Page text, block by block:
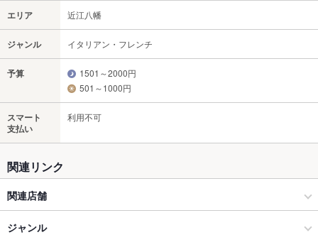
エリア 近江八幡
ジャンル イタリアン・フレンチ
予算
1501～2000円
501～1000円
スマート
支払い
利用不可
関連リンク
関連店舗
カプリチョーザ
ジャンル